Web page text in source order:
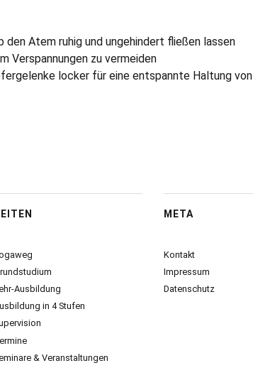
Atem ruhig und ungehindert fließen lassen
Verspannungen zu vermeiden
locker für eine entspannte Haltung von
Ausbildung
in 4 Stufen
& Veranstaltungen
META
Kontakt
Impressum
Datenschutz